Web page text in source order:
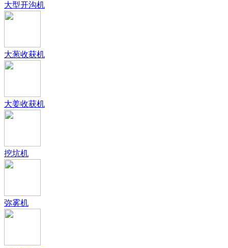
大型开沟机
大葱收获机
大姜收获机
挖坑机
弥雾机